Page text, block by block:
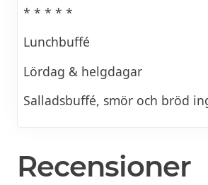
* * * * *
Lunchbuffé
Lördag & helgdagar
Salladsbuffé, smör och bröd
Recensioner